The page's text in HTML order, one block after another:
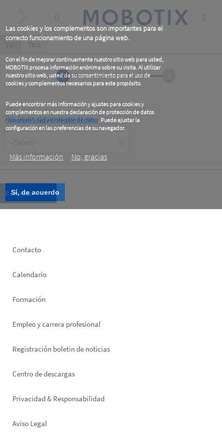
Las cookies y los complementos son importantes para el
correcto funcionamiento de una página web.
Con el fin de mejorar continuamente nuestro sitio web para usted,
MOBOTIX procesa información anónima sobre su visita. Al utilizar
nuestro sitio web, usted da su consentimiento para el uso de
cookies y complementos necesarios para este propósito.
Puede encontrar más información y ajustes para cookies y
complementos en nuestra declaración de protección de datos
responsabilidad y protección de datos. Puede ajustar la
configuración en las preferencias de su navegador.
Más información
No, gracias
Sí, de acuerdo
content
Primary
tabs
Ver (active
Test
1
Por favor, diganos quién es
Type
Footer
Contacto
Calendario
Formación
Empleo y carrera profesional
Registración boletin de noticias
Footer
Centro de descargas
Privacidad & Responsabilidad
Aviso Legal